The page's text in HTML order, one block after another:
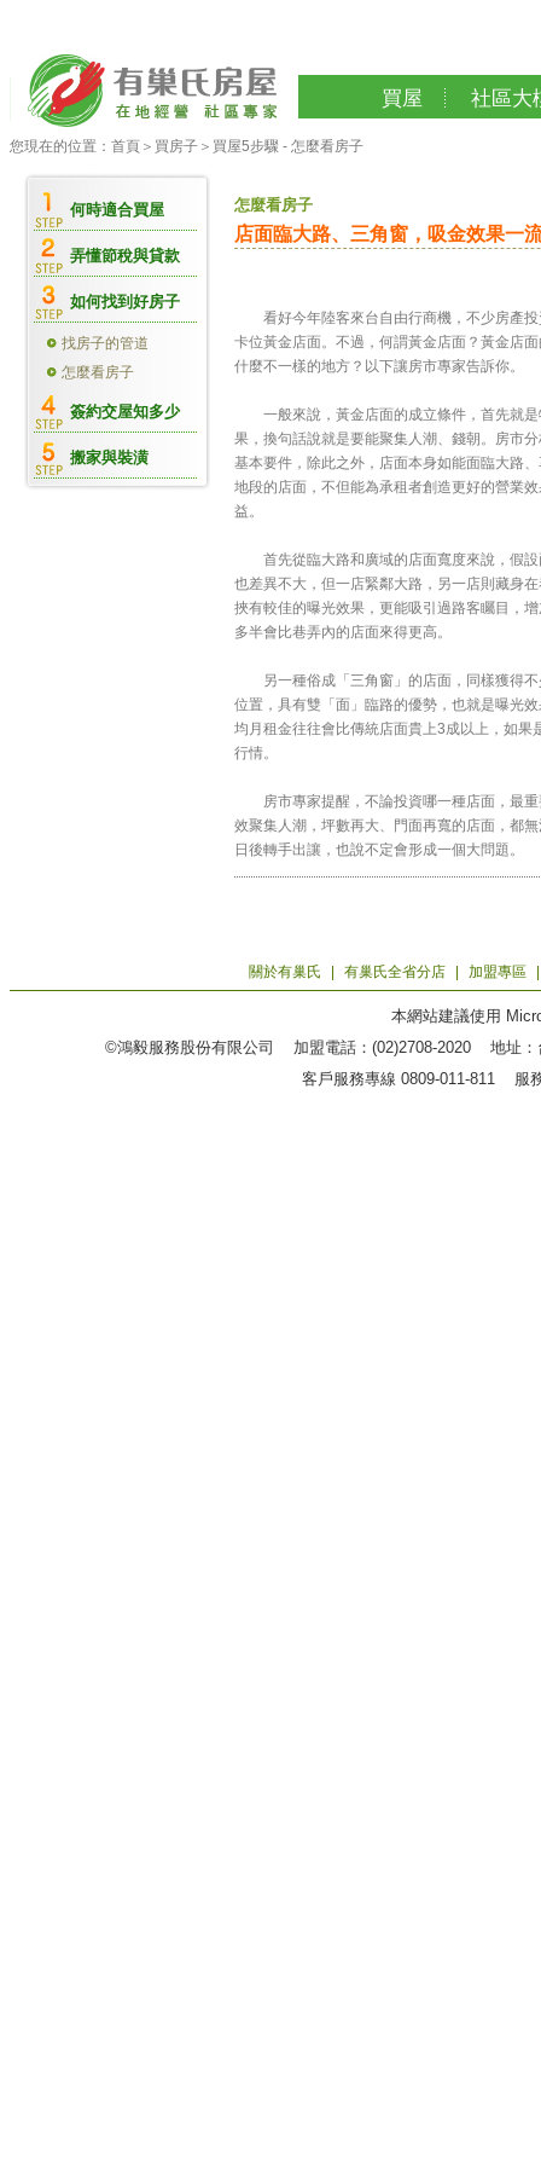
買屋 社區大
您現在的位置： 首頁 ＞ 買房子 ＞ 買屋5步驟 - 怎麼看房子
何時適合買屋
弄懂節稅與貸款
如何找到好房子
找房子的管道
怎麼看房子
簽約交屋知多少
搬家與裝潢
怎麼看房子
店面臨大路、三角窗，吸金效果一
看好今年陸客來台自由行商機，不少房產投
卡位黃金店面。不過，何謂黃金店面？黃金店
什麼不一樣的地方？以下讓房市專家告訴你。
一般來說，黃金店面的成立條件，首先就是
果，換句話說就是要能聚集人潮、錢朝。房市
基本要件，除此之外，店面本身如能面臨大路
地段的店面，不但能為承租者創造更好的營業
益。
首先從臨大路和廣域的店面寬度來說，假設
也差異不大，但一店緊鄰大路，另一店則藏身
挾有較佳的曝光效果，更能吸引過路客矚目，
多半會比巷弄內的店面來得更高。
另一種俗成「三角窗」的店面，同樣獲得不
位置，具有雙「面」臨路的優勢，也就是曝光
均月租金往往會比傳統店面貴上3成以上，如
行情。
房市專家提醒，不論投資哪一種店面，最重
效聚集人潮，坪數再大、門面再寬的店面，都
日後轉手出讓，也說不定會形成一個大問題。
關於有巢氏 有巢氏全省分店 加盟專區
本網站建議使用
©鴻毅服務股份有限公司 加盟電話：(02)2708-2020 地址
客戶服務專線 0809-011-811